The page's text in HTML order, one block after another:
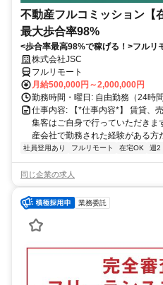
不動産フルコミッション【
最大歩合率98%
<歩合率最高98%で稼げる！>フルリ
集！1件単位で対応可能！
株式会社JSC
フルリモート
月給500,000円～2,000,000円
勤務時間・曜日: 自由勤務（24時間
仕事内容: 【*仕事内容*】 賃貸、
集客はご自身で行っていただき
産会社で勤務された経験がある方
社員登用あり フルリモート 在宅OK 週2
同じ企業の求人
業務委託